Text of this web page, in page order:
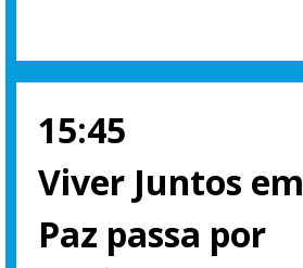
15:45
Viver Juntos em
Paz passa por